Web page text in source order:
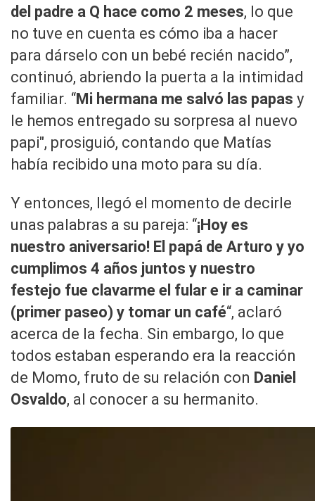
del padre a Q hace como 2 meses, lo que
no tuve en cuenta es cómo iba a hacer
para dárselo con un bebé recién nacido”,
continuó, abriendo la puerta a la intimidad
familiar. “Mi hermana me salvó las papas y
le hemos entregado su sorpresa al nuevo
papi", prosiguió, contando que Matías
había recibido una moto para su día.
Y entonces, llegó el momento de decirle
unas palabras a su pareja: “¡Hoy es
nuestro aniversario! El papá de Arturo y yo
cumplimos 4 años juntos y nuestro
festejo fue clavarme el fular e ir a caminar
(primer paseo) y tomar un café“, aclaró
acerca de la fecha. Sin embargo, lo que
todos estaban esperando era la reacción
de Momo, fruto de su relación con Daniel
Osvaldo, al conocer a su hermanito.